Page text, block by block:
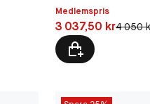
Medlemspris
Pris: 3 037,50 kr
3 037,50 krOriginal
4 050